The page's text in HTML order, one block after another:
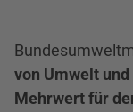
von Umwelt
Mehrwert für